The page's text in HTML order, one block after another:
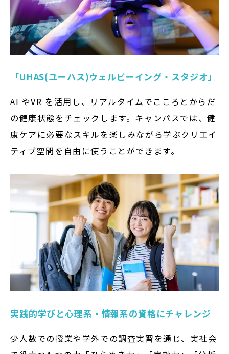
「UHAS(ユーハス)ウェルビーイング・スタジオ」
AI やVR を活用し、リアルタイムでこころとからだ
の健康状態をチェックします。キャンパスでは、健
康ケアに必要なスキルを楽しみながら学ぶクリエイ
ティブ空間を自由に使うことができます。
実践的学びと心理系・情報系の資格にチャレンジ
少人数での授業や学外での調査実習を通じ、実社会